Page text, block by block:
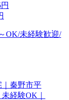
OK/未経験歓迎/